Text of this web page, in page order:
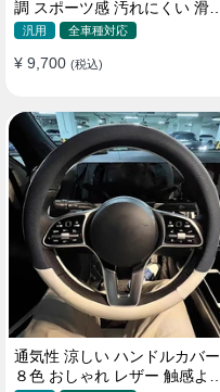
調 スポーツ感 汚れにくい 滑り
止め かっこいい 取り付け簡単
汎用 全車種対応
¥ 9,700 (税込)
通気性 涼しい ハンドルカバー
８色 おしゃれ レザー 触感よく